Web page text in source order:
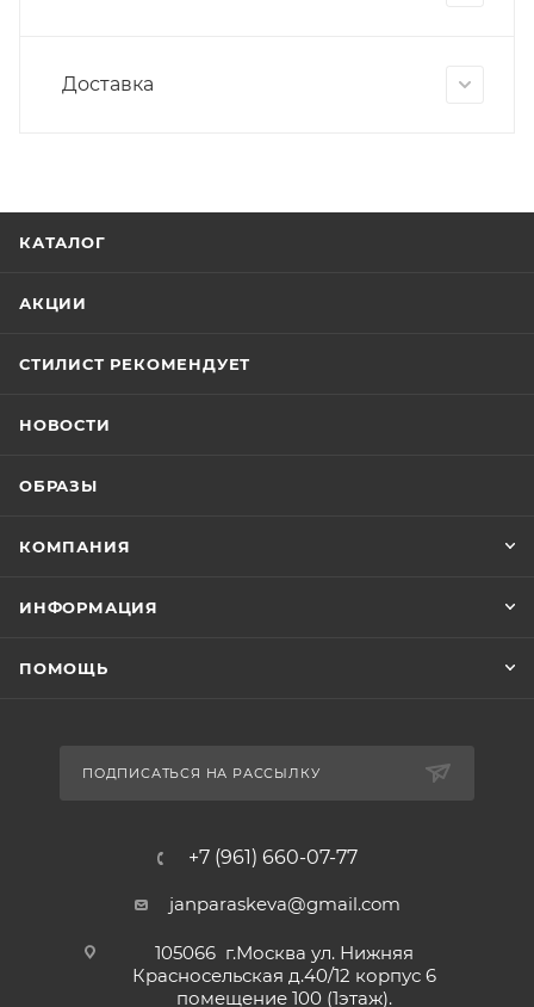
Доставка
КАТАЛОГ
АКЦИИ
СТИЛИСТ РЕКОМЕНДУЕТ
НОВОСТИ
ОБРАЗЫ
КОМПАНИЯ
ИНФОРМАЦИЯ
ПОМОЩЬ
ПОДПИСАТЬСЯ НА РАССЫЛКУ
+7 (961) 660-07-77
janparaskeva@gmail.com
105066 г.Москва ул. Нижняя
Красносельская д.40/12 корпус 6
помещение 100 (1этаж).